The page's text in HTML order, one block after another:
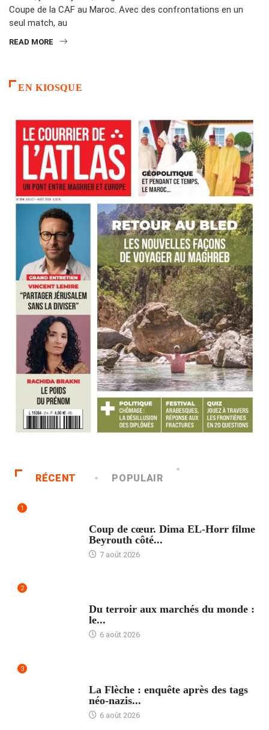
Coupe de la CAF au Maroc. Avec des confrontations en un
seul match, au
READ MORE
EN KIOSQUE
RÉCENT POPULAIR
1
Coup de cœur. Dima EL-Horr filme
Beyrouth côté...
7 août 2026
2
Du terroir aux marchés du monde :
le...
6 août 2026
3
La Flèche : enquête après des tags
néo-nazis...
6 août 2026